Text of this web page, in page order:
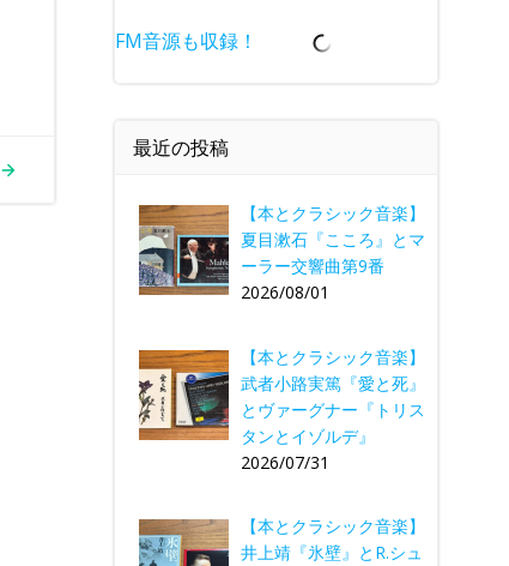
FM音源も収録！
最近の投稿
【本とクラシック音楽】
夏目漱石『こころ』とマ
ーラー交響曲第9番
2026/08/01
【本とクラシック音楽】
武者小路実篤『愛と死』
とヴァーグナー『トリス
タンとイゾルデ』
2026/07/31
【本とクラシック音楽】
井上靖『氷壁』とR.シュ